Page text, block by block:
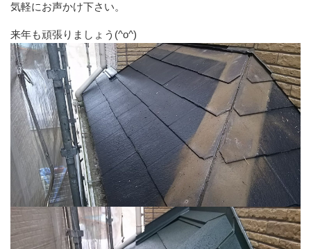
気軽にお声かけ下さい。
来年も頑張りましょう(^o^)